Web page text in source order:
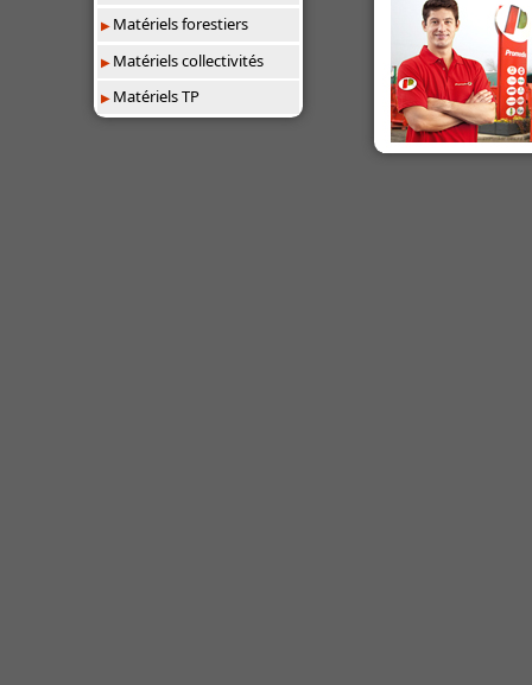
Matériels forestiers
Matériels collectivités
Matériels TP